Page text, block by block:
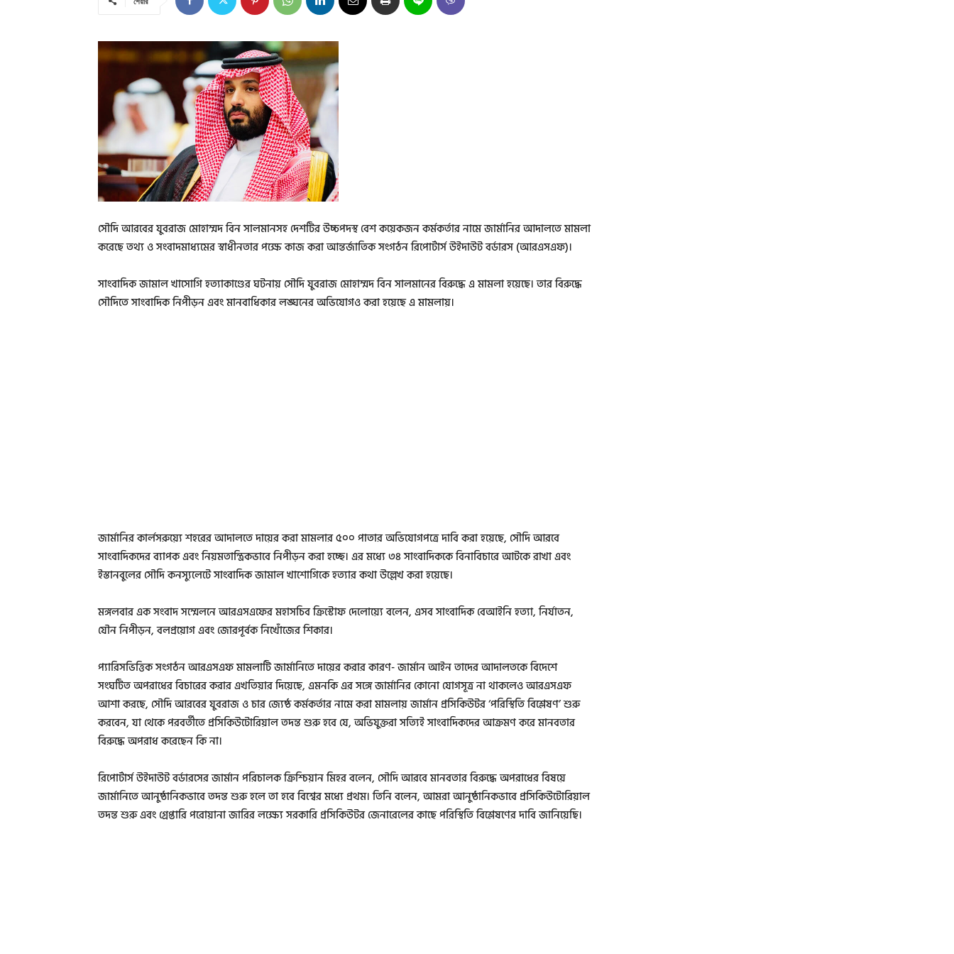
সৌদি আরবের যুবরাজ মোহাম্মদ বিন সালমানসহ দেশটির উচ্চপদস্থ বেশ কয়েকজন কর্মকর্তার নামে জার্মানির আদালতে মামলা
করেছে তথ্য ও সংবাদমাধ্যমের স্বাধীনতার পক্ষে কাজ করা আন্তর্জাতিক সংগঠন রিপোর্টার্স উইদাউট বর্ডারস (আরএসএফ)।
সাংবাদিক জামাল খাসোগি হত্যাকাণ্ডের ঘটনায় সৌদি যুবরাজ মোহাম্মদ বিন সালমানের বিরুদ্ধে এ মামলা হয়েছে। তার বিরুদ্ধে
সৌদিতে সাংবাদিক নিপীড়ন এবং মানবাধিকার লঙ্ঘনের অভিযোগও করা হয়েছে এ মামলায়।
জার্মানির কার্লসরুয়্যে শহরের আদালতে দায়ের করা মামলার ৫০০ পাতার অভিযোগপত্রে দাবি করা হয়েছে, সৌদি আরবে
সাংবাদিকদের ব্যাপক এবং নিয়মতান্ত্রিকভাবে নিপীড়ন করা হচ্ছে। এর মধ্যে ৩৪ সাংবাদিককে বিনাবিচারে আটকে রাখা এবং
ইস্তানবুলের সৌদি কনস্যুলেটে সাংবাদিক জামাল খাশোগিকে হত্যার কথা উল্লেখ করা হয়েছে।
মঙ্গলবার এক সংবাদ সম্মেলনে আরএসএফের মহাসচিব ক্রিস্টোফ দেলোয়্যে বলেন, এসব সাংবাদিক বেআইনি হত্যা, নির্যাতন,
যৌন নিপীড়ন, বলপ্রয়োগ এবং জোরপূর্বক নিখোঁজের শিকার।
প্যারিসভিত্তিক সংগঠন আরএসএফ মামলাটি জার্মানিতে দায়ের করার কারণ- জার্মান আইন তাদের আদালতকে বিদেশে
সংঘটিত অপরাধের বিচারের করার এখতিয়ার দিয়েছে, এমনকি এর সঙ্গে জার্মানির কোনো যোগসূত্র না থাকলেও আরএসএফ
আশা করছে, সৌদি আরবের যুবরাজ ও চার জ্যেষ্ঠ কর্মকর্তার নামে করা মামলায় জার্মান প্রসিকিউটর ‘পরিস্থিতি বিশ্লেষণ’ শুরু
করবেন, যা থেকে পরবর্তীতে প্রসিকিউটোরিয়াল তদন্ত শুরু হবে যে, অভিযুক্তরা সত্যিই সাংবাদিকদের আক্রমণ করে মানবতার
বিরুদ্ধে অপরাধ করেছেন কি না।
রিপোর্টার্স উইদাউট বর্ডারসের জার্মান পরিচালক ক্রিশ্চিয়ান মিহর বলেন, সৌদি আরবে মানবতার বিরুদ্ধে অপরাধের বিষয়ে
জার্মানিতে আনুষ্ঠানিকভাবে তদন্ত শুরু হলে তা হবে বিশ্বের মধ্যে প্রথম। তিনি বলেন, আমরা আনুষ্ঠানিকভাবে প্রসিকিউটোরিয়াল
তদন্ত শুরু এবং গ্রেপ্তারি পরোয়ানা জারির লক্ষ্যে সরকারি প্রসিকিউটর জেনারেলের কাছে পরিস্থিতি বিশ্লেষণের দাবি জানিয়েছি।